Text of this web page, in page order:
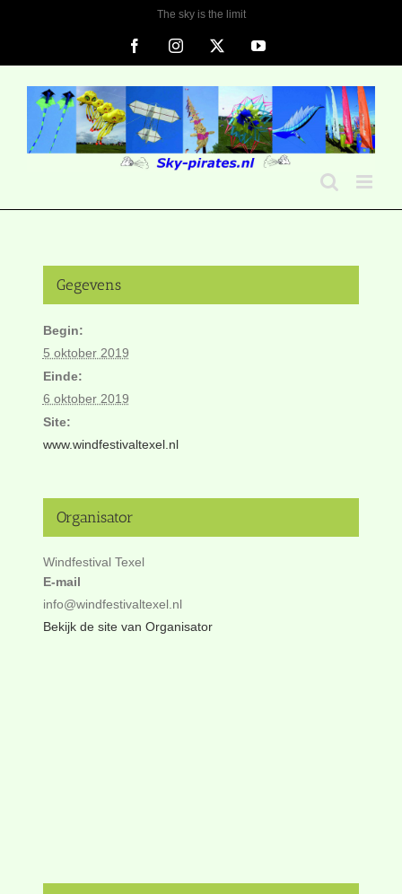
The sky is the limit
FacebookInstagram YouTube
Gegevens
Begin:
5 oktober 2019
Einde:
6 oktober 2019
Site:
www.windfestivaltexel.nl
Organisator
Windfestival Texel
E-mail
info@windfestivaltexel.nl
Bekijk de site van Organisator